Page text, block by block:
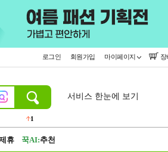
로그인 회원가입 마이페이지 장
1
서비스 한눈에 보기
휴 꾹AI:추천